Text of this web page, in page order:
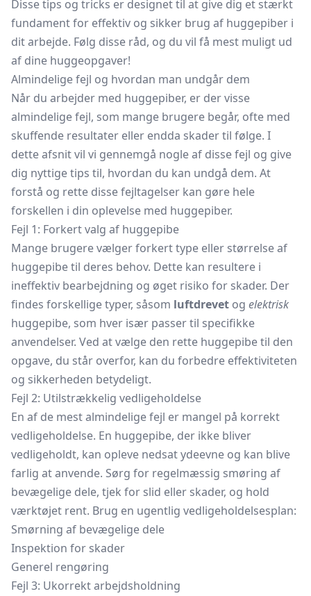
Disse tips og tricks er designet til at give dig et stærkt
fundament for effektiv og sikker brug af huggepiber i
dit arbejde. Følg disse råd, og du vil få mest muligt ud
af dine huggeopgaver!
Almindelige fejl og hvordan man undgår dem
Når du arbejder med huggepiber, er der visse
almindelige fejl, som mange brugere begår, ofte med
skuffende resultater eller endda skader til følge. I
dette afsnit vil vi gennemgå nogle af disse fejl og give
dig nyttige tips til, hvordan du kan undgå dem. At
forstå og rette disse fejltagelser kan gøre hele
forskellen i din oplevelse med huggepiber.
Fejl 1: Forkert valg af huggepibe
Mange brugere vælger forkert type eller størrelse af
huggepibe til deres behov. Dette kan resultere i
ineffektiv bearbejdning og øget risiko for skader. Der
findes forskellige typer, såsom luftdrevet og elektrisk
huggepibe, som hver især passer til specifikke
anvendelser. Ved at vælge den rette huggepibe til den
opgave, du står overfor, kan du forbedre effektiviteten
og sikkerheden betydeligt.
Fejl 2: Utilstrækkelig vedligeholdelse
En af de mest almindelige fejl er mangel på korrekt
vedligeholdelse. En huggepibe, der ikke bliver
vedligeholdt, kan opleve nedsat ydeevne og kan blive
farlig at anvende. Sørg for regelmæssig smøring af
bevægelige dele, tjek for slid eller skader, og hold
værktøjet rent. Brug en ugentlig vedligeholdelsesplan:
Smørning af bevægelige dele
Inspektion for skader
Generel rengøring
Fejl 3: Ukorrekt arbejdsholdning